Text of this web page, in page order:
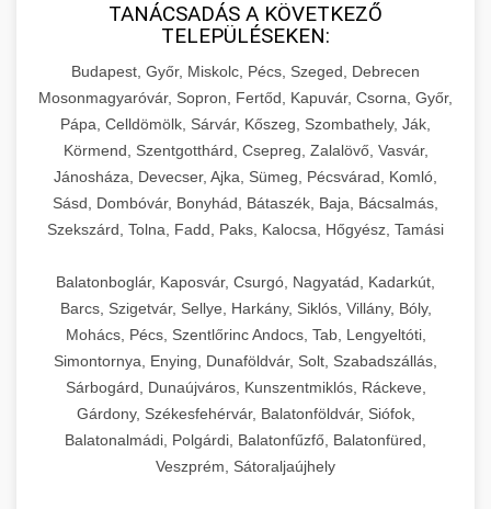
TANÁCSADÁS A KÖVETKEZŐ
TELEPÜLÉSEKEN:
Budapest, Győr, Miskolc, Pécs, Szeged, Debrecen
Mosonmagyaróvár, Sopron, Fertőd, Kapuvár, Csorna, Győr,
Pápa, Celldömölk, Sárvár, Kőszeg, Szombathely, Ják,
Körmend, Szentgotthárd, Csepreg, Zalalövő, Vasvár,
Jánosháza, Devecser, Ajka, Sümeg, Pécsvárad, Komló,
Sásd, Dombóvár, Bonyhád, Bátaszék, Baja, Bácsalmás,
Szekszárd, Tolna, Fadd, Paks, Kalocsa, Hőgyész, Tamási
Balatonboglár, Kaposvár, Csurgó, Nagyatád, Kadarkút,
Barcs, Szigetvár, Sellye, Harkány, Siklós, Villány, Bóly,
Mohács, Pécs, Szentlőrinc Andocs, Tab, Lengyeltóti,
Simontornya, Enying, Dunaföldvár, Solt, Szabadszállás,
Sárbogárd, Dunaújváros, Kunszentmiklós, Ráckeve,
Gárdony, Székesfehérvár, Balatonföldvár, Siófok,
Balatonalmádi, Polgárdi, Balatonfűzfő, Balatonfüred,
Veszprém, Sátoraljaújhely